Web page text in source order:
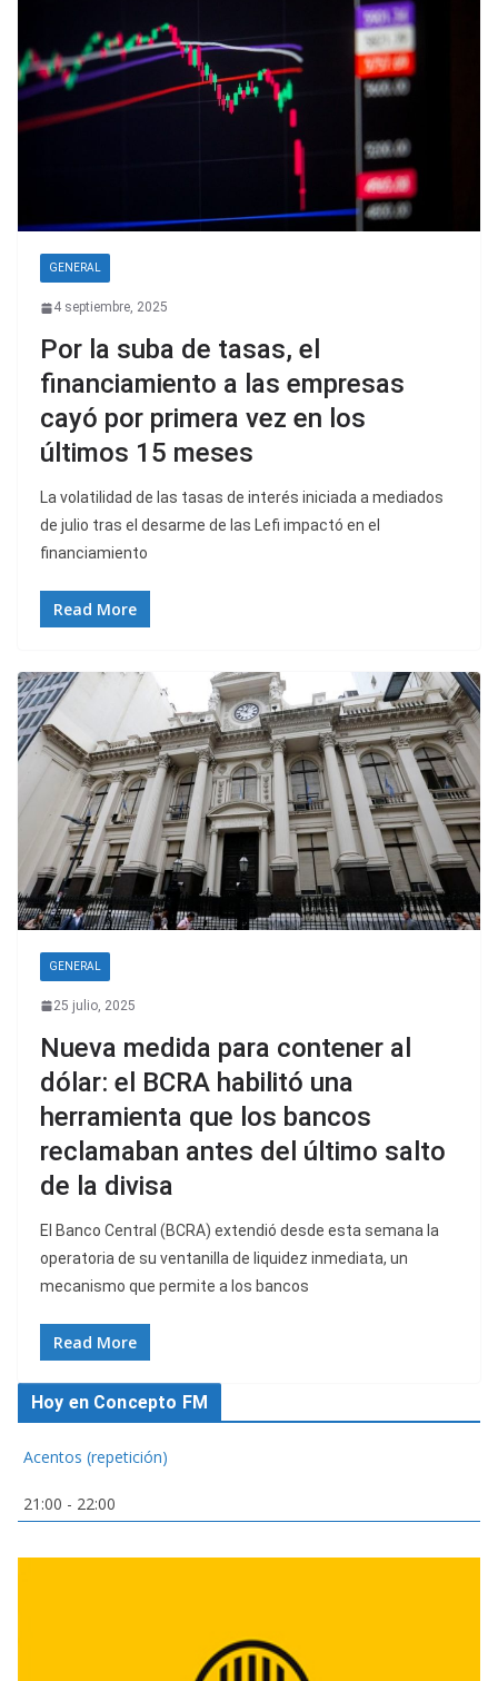
GENERAL
4 septiembre, 2025
Por la suba de tasas, el
financiamiento a las empresas
cayó por primera vez en los
últimos 15 meses
La volatilidad de las tasas de interés iniciada a mediados
de julio tras el desarme de las Lefi impactó en el
financiamiento
Read More
GENERAL
25 julio, 2025
Nueva medida para contener al
dólar: el BCRA habilitó una
herramienta que los bancos
reclamaban antes del último salto
de la divisa
El Banco Central (BCRA) extendió desde esta semana la
operatoria de su ventanilla de liquidez inmediata, un
mecanismo que permite a los bancos
Read More
Hoy en Concepto FM
Acentos (repetición)
21:00 - 22:00